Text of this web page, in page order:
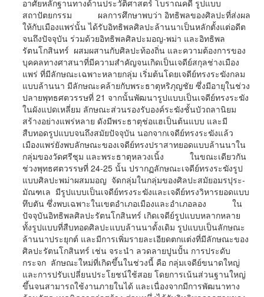
อาศัยหลักฐานทางด้านประวัติศาสตร์ โบราณคดี รูปแบบ
สถาปัตยกรรม ผลการศึกษาพบว่า อิทธิพลของศิลปะที่ส่งผล
ให้กับเมืองแพร่นั้น ได้รับอิทธิพลศิลปะล้านนาเป็นหลักตั้งแต่อดีต
จนถึงปัจจุบัน ร่วมด้วยอิทธิพลศิลปะมอญ-พม่า และอิทธิพล
รัตนโกสินทร์ ผสมผสานกับศิลปะท้องถิ่น และความต้องการของ
บุคคลทางศาสนาที่มีความสำคัญจนเกิดเป็นเจดีย์สกุลช่างเมือง
แพร่ ที่มีลักษณะเฉพาะหลายกลุ่ม เริ่มต้นโดยเจดีย์ทรงระฆังกลม
แบบล้านนา มีลักษณะคล้ายกับพระธาตุหริภุญชัย ซึ่งมีอายุในช่วง
ปลายพุทธศตวรรษที่ 21 จากนั้นพัฒนารูปแบบเป็นเจดีย์ทรงระฆัง
ในผังแปดเหลี่ยม ลักษณะส่วนรองรับองค์ระฆังชั้นบัวถลานิยม
สร้างอย่างแพร่หลาย ดังมีพระธาตุช่อแฮเป็นต้นแบบ และมี
สืบทอดรูปแบบจนถึงสมัยปัจจุบัน นอกจากเจดีย์ทรงระฆังแล้ว
เมืองแพร่ยังพบลักษณะของเจดีย์ทรงปราสาทยอดแบบล้านนาใน
กลุ่มของวัดศรีชุม และพระธาตุหลวงเนิ้ง ในขณะเดียวกัน
ช่วงพุทธศตวรรษที่ 24-25 นั้น ปรากฏลักษณะเจดีย์ทรงระฆังรูป
แบบศิลปะพม่าผสมมอญ จัดกลุ่มในกลุ่มของศิลปะสมัยอมรปุระ-
มัณฑเล มีรูปแบบเป็นเจดีย์ทรงระฆังและเจดีย์ทรงวิหารยอดแบบ
ทึบตัน ซึ่งพบเฉพาะในเขตอำเภอเมืองและอำเภอลอง ใน
ปัจจุบันอิทธิพลศิลปะรัตนโกสินทร์ เกิดเจดีย์รูปแบบหลากหลาย
ทั้งรูปแบบที่สืบทอดศิลปะแบบล้านนาดั้งเดิม รูปแบบเป็นลักษณะ
ล้านนาประยุกต์ และมีการเพิ่มรายละเอียดตกแต่งที่มีลักษณะของ
ศิลปะรัตนโกสินทร์ เช่น จระนำ ลวดลายปูนปั้น การประดับ
กระจก ลักษณะใหม่ที่เกิดขึ้นในช่วงนี้ คือ กลุ่มเจดีย์ขนาดใหญ่
และการปรับเปลี่ยนประโยชน์ใช้สอย โดยการเน้นส่วนฐานใหญ่
ขึ้นจนสามารถใช้งานภายในได้ และเนื่องจากมีการพัฒนาทาง